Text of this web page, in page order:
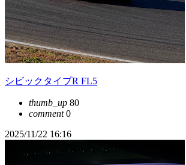
シビックタイプR FL5
thumb_up 80
comment0
2025/11/22 16:16